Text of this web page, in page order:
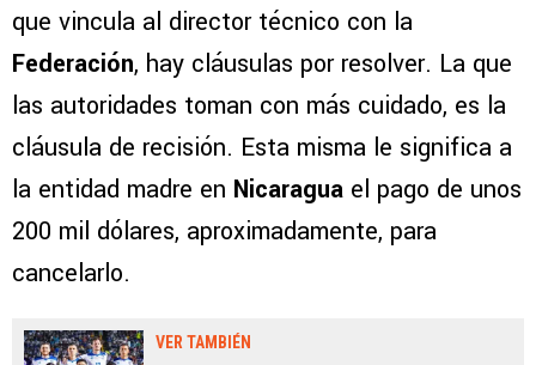
que vincula al director técnico con la
Federación, hay cláusulas por resolver. La que
las autoridades toman con más cuidado, es la
cláusula de recisión. Esta misma le significa a
la entidad madre en Nicaragua el pago de unos
200 mil dólares, aproximadamente, para
cancelarlo.
VER TAMBIÉN